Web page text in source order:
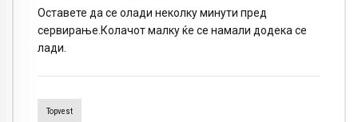
Оставете да се олади неколку минути пред
сервирање.Колачот малку ќе се намали додека се
лади.
Topvest